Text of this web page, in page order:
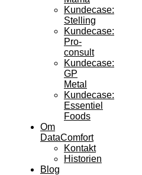
Kundecase:
Stelling
Kundecase:
Pro-
consult
Kundecase:
GP
Metal
Kundecase:
Essentiel
Foods
Om
DataComfort
Kontakt
Historien
Blog